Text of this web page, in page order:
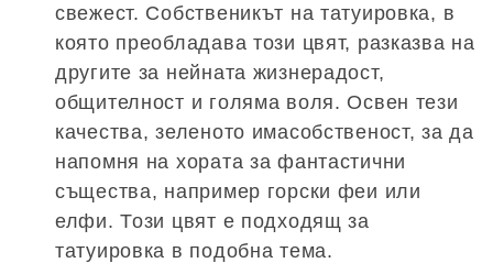
свежест. Собственикът на татуировка, в
която преобладава този цвят, разказва на
другите за нейната жизнерадост,
общителност и голяма воля. Освен тези
качества, зеленото имасобственост, за да
напомня на хората за фантастични
същества, например горски феи или
елфи. Този цвят е подходящ за
татуировка в подобна тема.